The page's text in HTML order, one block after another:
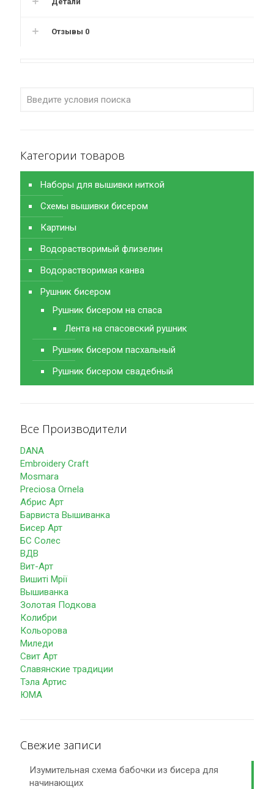
Отзывы 0
Категории товаров
Наборы для вышивки ниткой
Схемы вышивки бисером
Картины
Водорастворимый флизелин
Водорастворимая канва
Рушник бисером
Рушник бисером на спаса
Лента на спасовский рушник
Рушник бисером пасхальный
Рушник бисером свадебный
Все Производители
DANA
Embroidery Craft
Mosmara
Preciosa Ornela
Абрис Арт
Барвиста Вышиванка
Бисер Арт
БС Солес
ВДВ
Вит-Арт
Вишиті Мрії
Вышиванка
Золотая Подкова
Колибри
Кольорова
Миледи
Свит Арт
Славянские традиции
Тэла Артис
ЮМА
Свежие записи
Изумительная схема бабочки из бисера для
начинающих